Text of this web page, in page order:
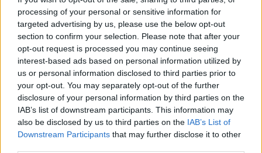
processing of your personal or sensitive information for
targeted advertising by us, please use the below opt-out
section to confirm your selection. Please note that after your
opt-out request is processed you may continue seeing
interest-based ads based on personal information utilized by
us or personal information disclosed to third parties prior to
your opt-out. You may separately opt-out of the further
disclosure of your personal information by third parties on the
IAB’s list of downstream participants. This information may
also be disclosed by us to third parties on the IAB’s List of
Downstream Participants that may further disclose it to other
Facebook , επικοινωνήστε μέσωTwitterή
ακολουθήστε μας στο Instagram.
delivery ΑΠΕΡΓΙΑ
Ακολουθήστε το
Mad.gr στο Google
News
Ακολουθήστε το